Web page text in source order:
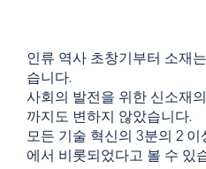
인류 역사 초창기부터 소재
습니다.
사회의 발전을 위한 신소재
까지도 변하지 않았습니다.
모든 기술 혁신의 3분의 2
에서 비롯되었다고 볼 수 있